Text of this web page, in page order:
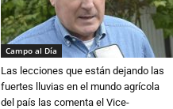
Campo al Día
Las lecciones que están dejando las
fuertes lluvias en el mundo agrícola
del país las comenta el Vice-